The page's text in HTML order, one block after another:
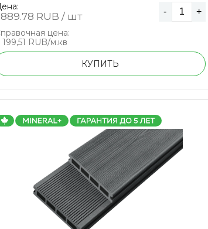
889.78 RUB / шт - +
цена:
199,51 RUB/м.кв
КУПИТЬ